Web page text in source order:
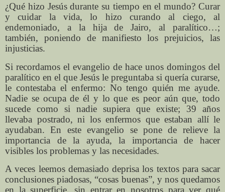
¿Qué hizo Jesús durante su tiempo en el mundo? Curar
y cuidar la vida, lo hizo curando al ciego, al
endemoniado, a la hija de Jairo, al paralítico…;
también, poniendo de manifiesto los prejuicios, las
injusticias.
Si recordamos el evangelio de hace unos domingos del
paralítico en el que Jesús le preguntaba si quería curarse,
le contestaba el enfermo: No tengo quién me ayude.
Nadie se ocupa de él y lo que es peor aún que, todo
sucede como si nadie supiera que existe; 39 años
llevaba postrado, ni los enfermos que estaban allí le
ayudaban. En este evangelio se pone de relieve la
importancia de la ayuda, la importancia de hacer
visibles los problemas y las necesidades.
A veces leemos demasiado deprisa los textos para sacar
conclusiones piadosas, “cosas buenas”, y nos quedamos